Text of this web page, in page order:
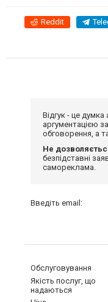
Reddit
Відгук - це
аргументацією
обговорення, а
Не
безпідставні
самореклама.
Введіть email:
Обслуговування
Якість послуг, що
надаються